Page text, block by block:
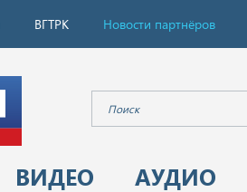
ВГТРК Новости партнёров
ВИДЕО
АУДИО